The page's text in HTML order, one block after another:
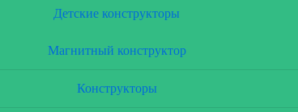
Детские конструкторы
Магнитный конструктор
Конструкторы